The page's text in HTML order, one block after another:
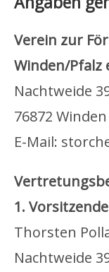
Verein zur
Winden/Pfalz
Nachtweide
76872 Winden
E-Mail:
1.
Thorsten
Nachtweide